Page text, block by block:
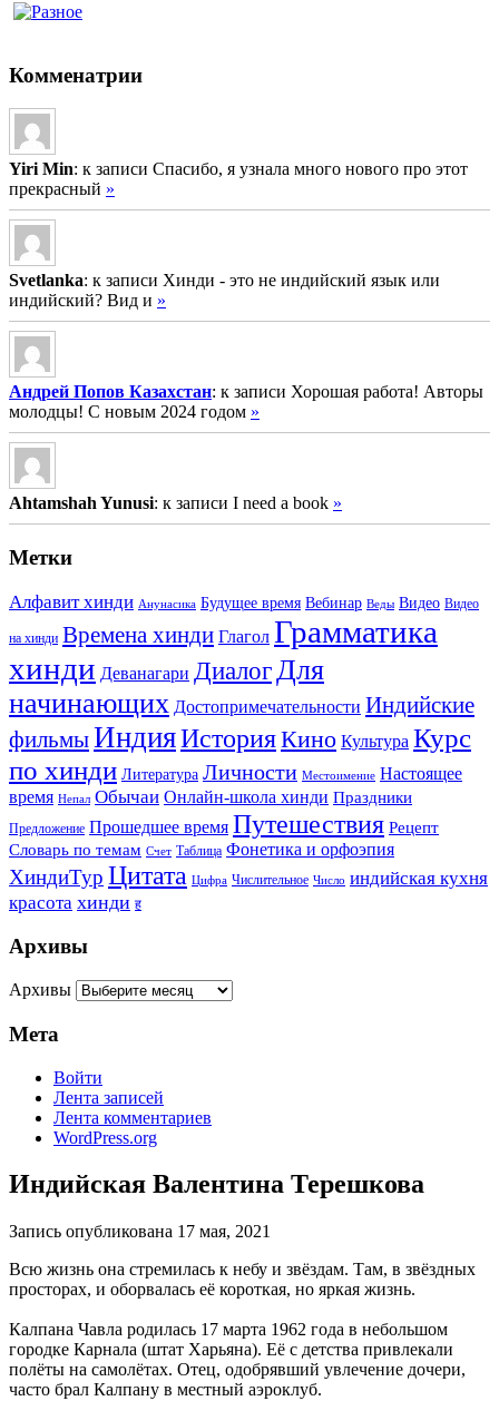
Комменатрии
Yiri Min: к записи Спасибо, я узнала много нового про этот
прекрасный »
Svetlanka: к записи Хинди - это не индийский язык или
индийский? Вид и »
Андрей Попов Казахстан: к записи Хорошая работа! Авторы
молодцы! С новым 2024 годом »
Ahtamshah Yunusi: к записи I need a book »
Метки
Алфавит хинди Анунасика Будущее время Вебинар Веды Видео Видео
на хинди Времена хинди Глагол Грамматика
хинди Деванагари Диалог Для
начинающих Достопримечательности Индийские
фильмыИндияИсторияКино Культура Курс
по хинди Литература Личности Местоимение Настоящее
время Непал Обычаи Онлайн-школа хинди Праздники
Предложение Прошедшее время Путешествия Рецепт
Словарь по темам Счет Таблица Фонетика и орфоэпия
ХиндиТур Цитата Цифра Числительное Число индийская кухня
красота хинди ह
Архивы
Архивы
Мета
Войти
Лента записей
Лента комментариев
WordPress.org
Индийская Валентина Терешкова
Запись опубликована 17 мая, 2021
Всю жизнь она стремилась к небу и звёздам. Там, в звёздных
просторах, и оборвалась её короткая, но яркая жизнь.
Калпана Чавла родилась 17 марта 1962 года в небольшом
городке Карнала (штат Харьяна). Её с детства привлекали
полёты на самолётах. Отец, одобрявший увлечение дочери,
часто брал Калпану в местный аэроклуб.